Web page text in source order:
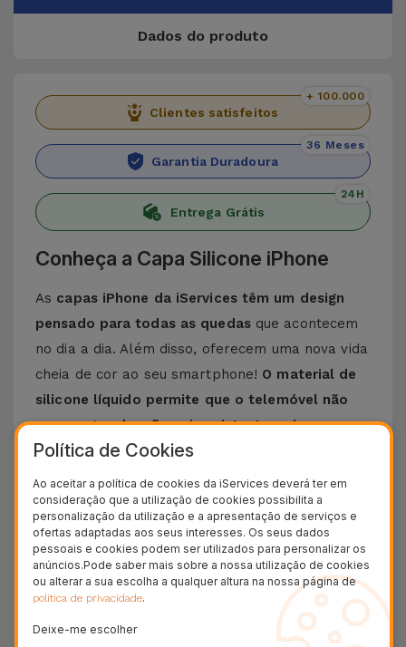
Dados do produto
Clientes satisfeitos
+ 100.000
Garantia Duradoura
36 Meses
Entrega Grátis
24H
Conheça a Capa Silicone iPhone
As capas iPhone da iServices têm um design
pensado para todas as quedasque acontecem
no dia a dia. Além disso, oferecem uma nova vida
cheia de cor ao seu smartphone! O material de
silicone líquido permite que o telemóvel não
escorregue da mão e é resistente a riscos.
Esta Capa é compatível com os modelos
15
, 14, 13, 12 entre outros bem como os mais
recentes modelos da Apple, oiPhone 16e
iPhone 17.
Proteção de 3 camadas com as Capas
Silicone
As nossasCapas Silicone iPhone contam com
Política de Cookies
Ao aceitar a política de cookies da iServices deverá ter em
consideração que a utilização de cookies possibilita a
personalização da utilização e a apresentação de serviços e
ofertas adaptadas aos seus interesses. Os seus dados
pessoais e cookies podem ser utilizados para personalizar os
anúncios.Pode saber mais sobre a nossa utilização de cookies
ou alterar a sua escolha a qualquer altura na nossa página de
política de privacidade.
Deixe-me escolher